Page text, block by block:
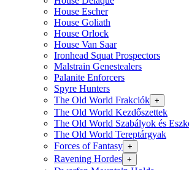
House Escher
House Goliath
House Orlock
House Van Saar
Ironhead Squat Prospectors
Malstrain Genestealers
Palanite Enforcers
Spyre Hunters
The Old World Frakciók +
The Old World Kezdőszettek
The Old World Szabályok és
The Old World Tereptárgyak
Forces of Fantasy +
Ravening Hordes +